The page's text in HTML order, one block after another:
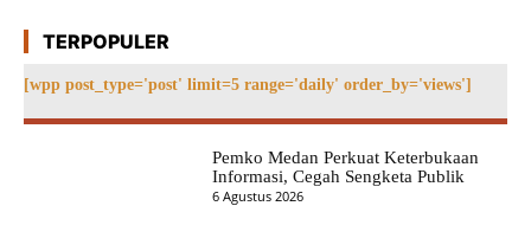
TERPOPULER
[wpp post_type='post' limit=5 range='daily' order_by='views']
Pemko Medan Perkuat Keterbukaan
Informasi, Cegah Sengketa Publik
6 Agustus 2026